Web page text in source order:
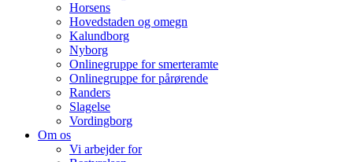
Horsens
Hovedstaden og omegn
Kalundborg
Nyborg
Onlinegruppe for smerteramte
Onlinegruppe for pårørende
Randers
Slagelse
Vordingborg
Om os
Vi arbejder for